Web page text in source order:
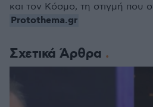
Σχετικά Άρθρα
και τον Κόσμο, τη στιγμή που
Protothema.gr